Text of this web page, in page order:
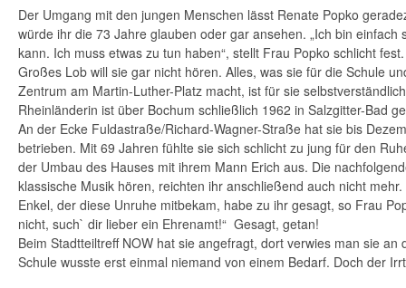
Der Umgang mit den jungen Menschen lässt Renate Popko
würde ihr die 73 Jahre glauben oder gar ansehen. „Ich bin einfach
kann. Ich muss etwas zu tun haben“, stellt Frau Popko schlicht fest.
Großes Lob will sie gar nicht hören. Alles, was sie für die Schule
Zentrum am Martin-Luther-Platz macht, ist für sie
Rheinländerin ist über Bochum schließlich 1962 in Salzgitter-Bad
An der Ecke Fuldastraße/Richard-Wagner-Straße hat sie bis
betrieben. Mit 69 Jahren fühlte sie sich schlicht zu jung für den
der Umbau des Hauses mit ihrem Mann Erich aus. Die
klassische Musik hören, reichten ihr anschließend auch nicht
Enkel, der diese Unruhe mitbekam, habe zu ihr gesagt, so Frau
nicht, such` dir lieber ein Ehrenamt!“ Gesagt, getan!
Beim Stadtteiltreff NOW hat sie angefragt, dort verwies man sie an
Schule wusste erst einmal niemand von einem Bedarf. Doch der